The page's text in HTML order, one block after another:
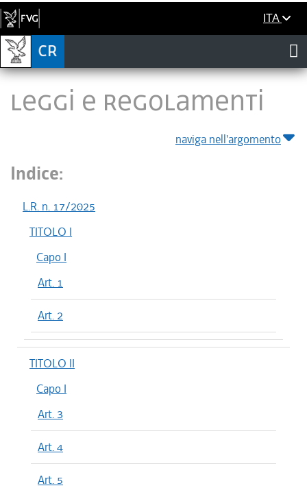
ITA
LEGGI E REGOLAMENTI
naviga nell'argomento
Indice:
L.R. n. 17/2025
TITOLO I
Capo I
Art. 1
Art. 2
TITOLO II
Capo I
Art. 3
Art. 4
Art. 5